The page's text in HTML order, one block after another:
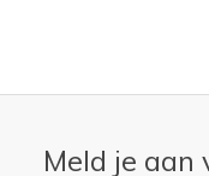
Meld je aan